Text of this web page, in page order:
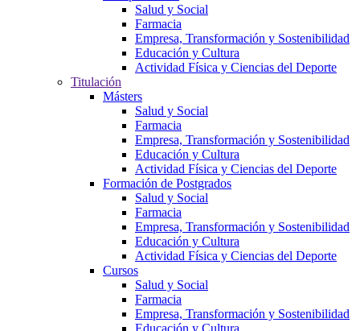
Salud y Social
Farmacia
Empresa, Transformación y Sostenibilidad
Educación y Cultura
Actividad Física y Ciencias del Deporte
Titulación
Másters
Salud y Social
Farmacia
Empresa, Transformación y Sostenibilidad
Educación y Cultura
Actividad Física y Ciencias del Deporte
Formación de Postgrados
Salud y Social
Farmacia
Empresa, Transformación y Sostenibilidad
Educación y Cultura
Actividad Física y Ciencias del Deporte
Cursos
Salud y Social
Farmacia
Empresa, Transformación y Sostenibilidad
Educación y Cultura